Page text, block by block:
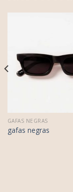
GAFAS NEGRAS
gafas negras